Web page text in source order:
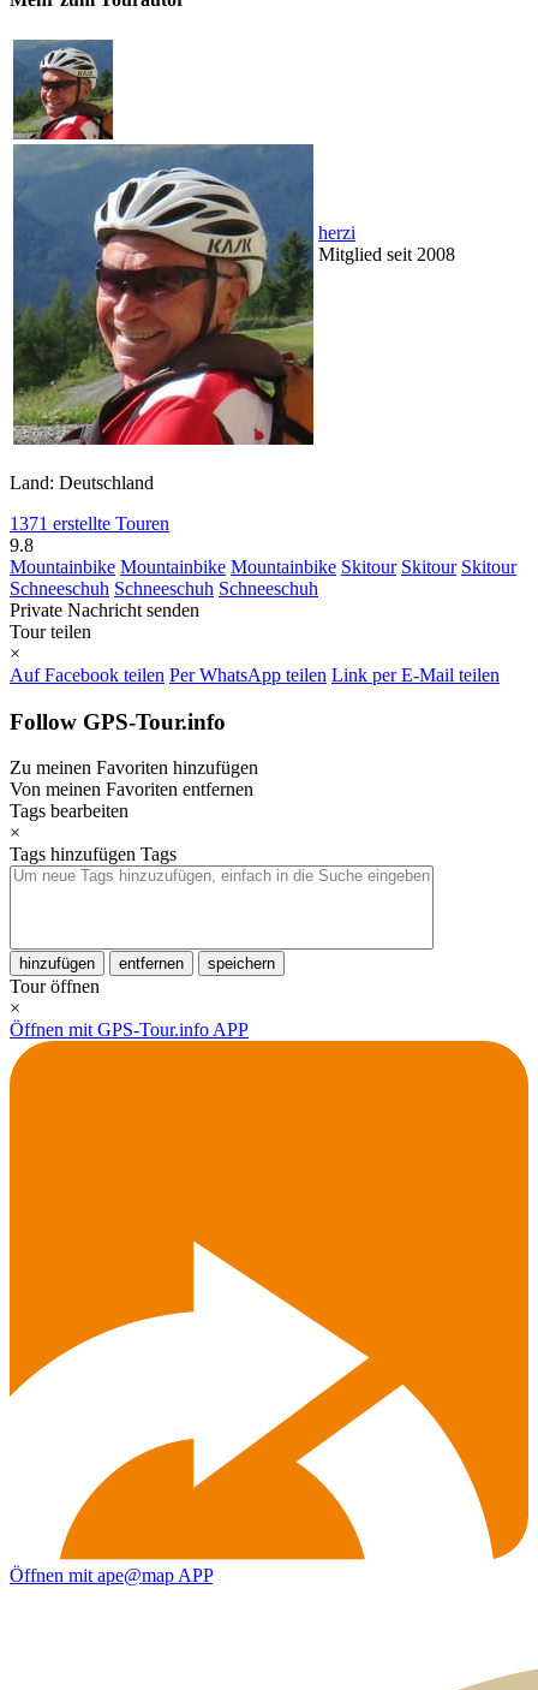
herzi
Mitglied seit 2008
Land: Deutschland
1371 erstellte Touren
9.8
Mountainbike Mountainbike Mountainbike Skitour Skitour Skitour
Schneeschuh Schneeschuh Schneeschuh
Private Nachricht senden
Tour teilen
×
Auf Facebook teilen Per WhatsApp teilen Link per E-Mail teilen
Follow GPS-Tour.info
Zu meinen Favoriten hinzufügen
Von meinen Favoriten entfernen
Tags bearbeiten
×
Tags hinzufügen Tags
hinzufügen entfernen speichern
Tour öffnen
×
Öffnen mit GPS-Tour.info APP
Öffnen mit ape@map APP